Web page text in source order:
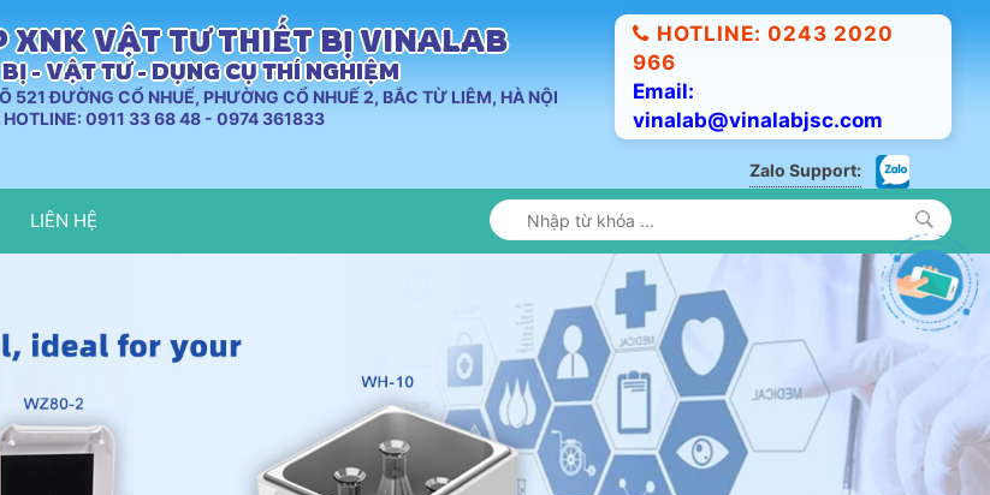
XNK VẬT TƯ THIẾT BỊ VINALAB
- VẬT TƯ - DỤNG CỤ THÍ NGHIỆM
521 ĐƯỜNG CỔ NHUẾ, PHƯỜNG CỔ NHUẾ 2, BẮC TỪ LIÊM, HÀ NỘI
HOTLINE: 0911 33 68 48 - 0974 361833
HOTLINE: 0243 2020
966
Email:
vinalab@vinalabjsc.com
Zalo Support:
LIÊN HỆ